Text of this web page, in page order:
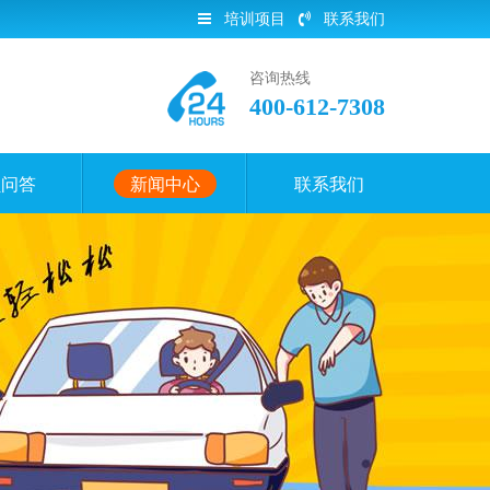
培训项目 联系我们
咨询热线
400-612-7308
答 新闻中心 联系我们